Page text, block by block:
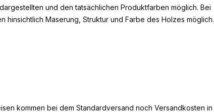
und den tatsächlichen Produktfarben möglich. Bei
hinsichtlich Maserung, Struktur und Farbe des Holzes möglich.
kommen bei dem Standardversand noch Versandkosten in